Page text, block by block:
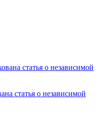
статья о независимой